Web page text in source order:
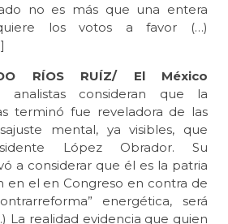
no es más que una entera
los votos a favor (…)
]
RÍOS RUÍZ/ El México
analistas consideran que la
terminó fue reveladora de las
mental, ya visibles, que
López Obrador. Su
a considerar que él es la patria
en el en Congreso en contra de
energética, será
La realidad evidencia que quien